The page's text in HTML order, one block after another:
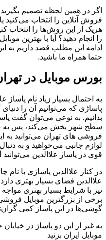
اگر در همین لحظه تصمیم
فروش آنلاین را انتخاب
هریک از این روش‌ها را انتخاب
را انجام دهید؟ آیا با بهترین
ادامه این مطلب قصد داریم به
حتما همراه ما باشید.
بورس موبایل در
به احتمال بسیار زیاد نام
پاساژی که می‌توانیم آن را
بدانیم. به نوعی می‌توان گفت
سطح شهر پخش می‌کند، پس به
فروشی های تهران می‌توانید به
لوازم جانبی می‌خواهید و به
قوی در پاساژ علاالدین می‌توانید
در کنار علاالدین پاساژی با
علاالدین فضای بسیار بهتری
نیز با شرایط بسیار بهتری
برخی از بزرگترین موبایل
گوشی‌ها در این پاساژ کمی
به غیر از این دو پاساژ در
موبایل ایران بزنید